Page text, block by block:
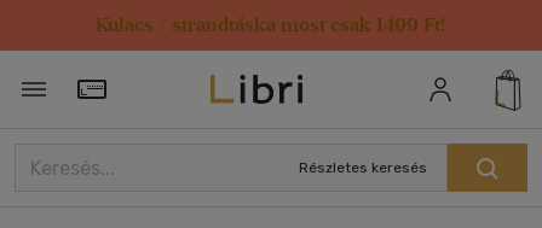
Kulacs / strandtáska most csak 1499 Ft!
Törzsvásárlói Kártya adatai
Részletes keresés